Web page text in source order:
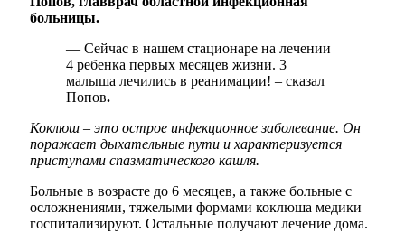
больницы.
— Сейчас в нашем стационаре на лечении
4 ребенка первых месяцев жизни. 3
малыша лечились в реанимации! – сказал
Попов.
Коклюш – это острое инфекционное заболевание. Он
поражает дыхательные пути и характеризуется
приступами спазматического кашля.
Больные в возрасте до 6 месяцев, а также больные с
осложнениями, тяжелыми формами коклюша медики
госпитализируют. Остальные получают лечение дома.